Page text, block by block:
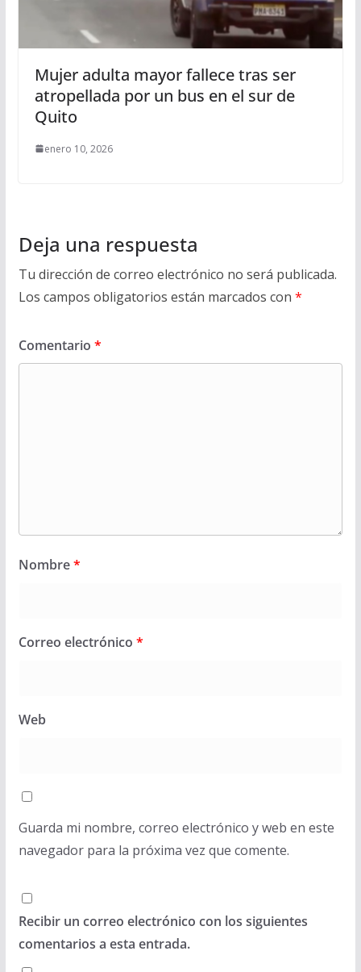
Mujer adulta mayor fallece tras ser
atropellada por un bus en el sur de
Quito
enero 10, 2026
Deja una respuesta
Tu dirección de correo electrónico no será publicada.
Los campos obligatorios están marcados con *
Comentario *
Nombre*
Correo electrónico *
Web
Guarda mi nombre, correo electrónico y web en este
navegador para la próxima vez que comente.
Recibir un correo electrónico con los siguientes
comentarios a esta entrada.